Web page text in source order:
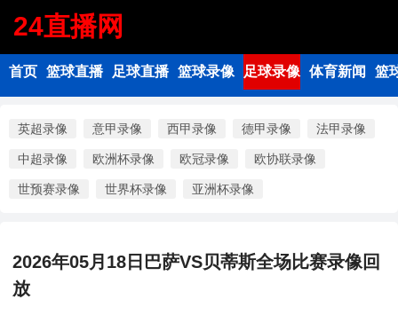
24直播网
首页 篮球直播 足球直播 篮球录像 足球录像 体育新闻 篮
英超录像 意甲录像 西甲录像 德甲录像 法甲录像
中超录像 欧洲杯录像 欧冠录像 欧协联录像
世预赛录像 世界杯录像 亚洲杯录像
2026年05月18日巴萨VS贝蒂斯全场比赛录像回
放